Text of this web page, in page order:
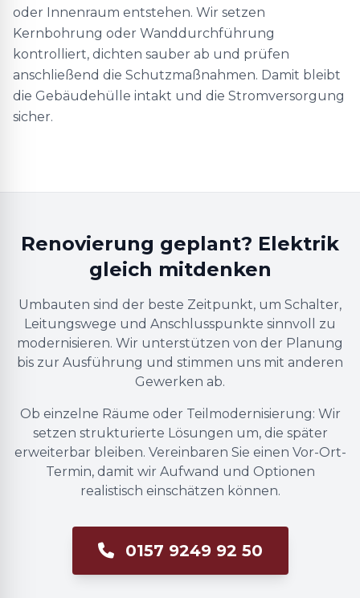
oder Innenraum entstehen. Wir setzen
Kernbohrung oder Wanddurchführung
kontrolliert, dichten sauber ab und prüfen
anschließend die Schutzmaßnahmen. Damit bleibt
die Gebäudehülle intakt und die Stromversorgung
sicher.
Renovierung geplant? Elektrik
gleich mitdenken
Umbauten sind der beste Zeitpunkt, um Schalter,
Leitungswege und Anschlusspunkte sinnvoll zu
modernisieren. Wir unterstützen von der Planung
bis zur Ausführung und stimmen uns mit anderen
Gewerken ab.
Ob einzelne Räume oder Teilmodernisierung: Wir
setzen strukturierte Lösungen um, die später
erweiterbar bleiben. Vereinbaren Sie einen Vor-Ort-
Termin, damit wir Aufwand und Optionen
realistisch einschätzen können.
0157 9249 92 50